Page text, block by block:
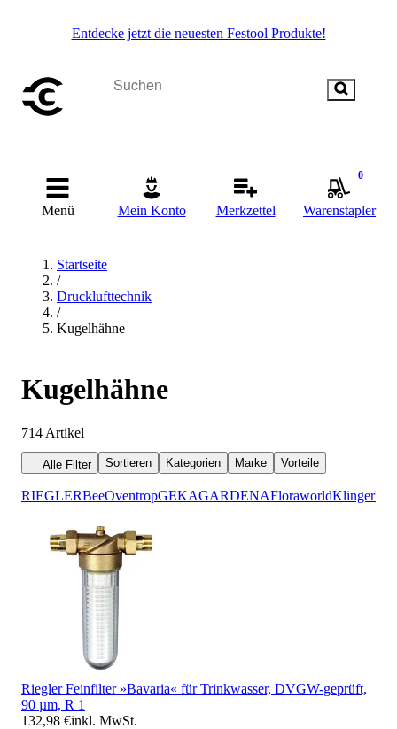
Entdecke jetzt die neuesten Festool Produkte!
Menü Mein Konto Merkzettel
0
Warenstapler
Startseite
/
Drucklufttechnik
/
Kugelhähne
Kugelhähne
714 Artikel
Alle Filter Sortieren Kategorien Marke Vorteile
RIEGLERBeeOventropGEKAGARDENAFloraworldKlinger
Riegler Feinfilter »Bavaria« für Trinkwasser, DVGW-geprüft,
90 µm, R 1
132,98 €inkl. MwSt.